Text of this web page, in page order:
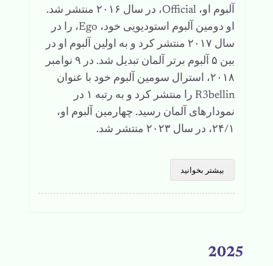
آلبوم او، Official، در سال ۲۰۱۶ منتشر شد.
او دومین آلبوم استودیویی خود، Ego، را در
سال ۲۰۱۷ منتشر کرد و به اولین آلبوم او در
بین ۵ آلبوم برتر آلمان تبدیل شد. در ۹ نوامبر
۲۰۱۸، استرال سومین آلبوم خود با عنوان
R3bellin را منتشر کرد و به رتبه ۱ در
نمودارهای آلمان رسید. چهارمین آلبوم او،
۲۴/۱، در سال ۲۰۲۳ منتشر شد.
بیشتر بخوانید
2025